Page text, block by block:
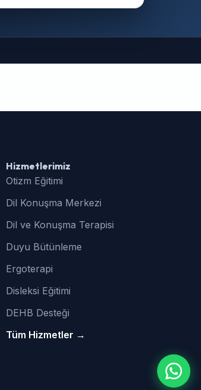
Hizmetlerimiz
Otizm Eğitimi
Dil Konuşma Merkezi
Dil ve Konuşma Terapisi
Duyu Bütünleme
Ergoterapi
Disleksi Eğitimi
DEHB Desteği
Tüm Hizmetler →